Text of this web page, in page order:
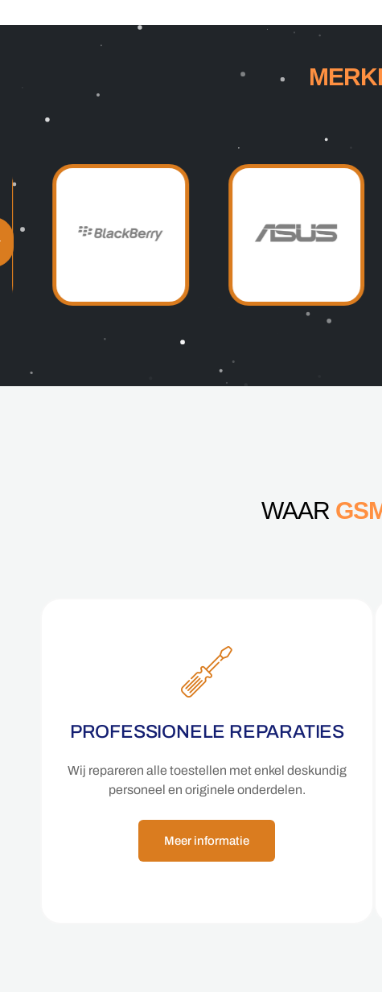
WAAR
PROFESSIONELE REPARATIES
Wij repareren alle toestellen met enkel deskundig
personeel en originele onderdelen.
Meer informatie